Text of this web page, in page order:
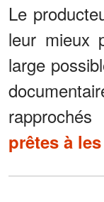
Le
leur mieux
large
prêtes à